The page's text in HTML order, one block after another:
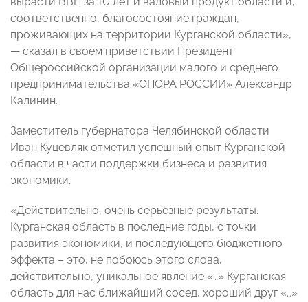
соответственно, благосостояние граждан,
проживающих на территории Курганской области»,
— сказал в своем приветствии Президент
Общероссийской организации малого и среднего
предпринимательства «ОПОРА РОССИИ» Александр
Калинин.
Заместитель губернатора Челябинской области
Иван Куцевляк отметил успешный опыт Курганской
области в части поддержки бизнеса и развития
экономики.
«Действительно, очень серьезные результаты.
Курганская область в последние годы, с точки
развития экономики, и последующего бюджетного
эффекта – это, не побоюсь этого слова,
действительно, уникальное явление «…» Курганская
область для нас ближайший сосед, хороший друг «…»